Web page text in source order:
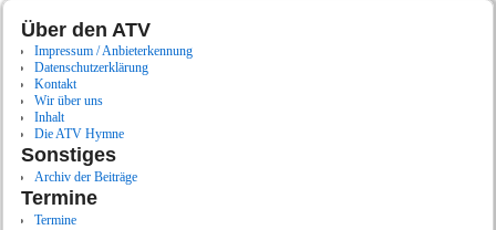
Über den ATV
Impressum / Anbieterkennung
Datenschutzerklärung
Kontakt
Wir über uns
Inhalt
Die ATV Hymne
Sonstiges
Archiv der Beiträge
Termine
Termine